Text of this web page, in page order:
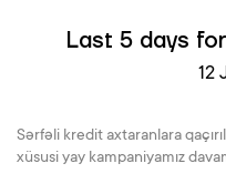
Last 5 days
12
Sərfəli kredit axtaranlara
xüsusi yay kampaniyamız